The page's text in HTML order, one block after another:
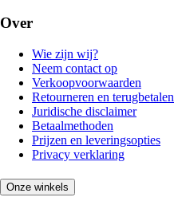
Over
Wie zijn wij?
Neem contact op
Verkoopvoorwaarden
Retourneren en terugbetalen
Juridische disclaimer
Betaalmethoden
Prijzen en leveringsopties
Privacy verklaring
Onze winkels